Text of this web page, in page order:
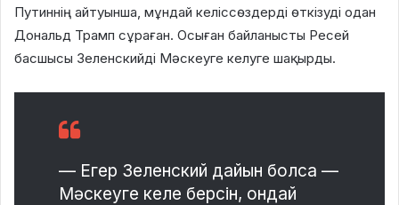
Путиннің айтуынша, мұндай келіссөздерді өткізуді одан
Дональд Трамп сұраған. Осыған байланысты Ресей
басшысы Зеленскийді Мәскеуге келуге шақырды.
— Егер Зеленский дайын болса —
Мәскеуге келе берсін, ондай